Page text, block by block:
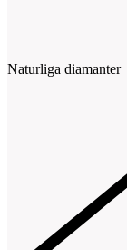
Naturliga diamanter